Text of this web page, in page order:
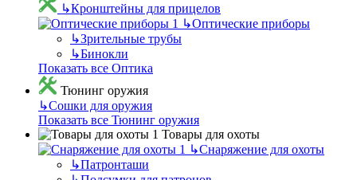
↳Кронштейны для прицелов
↳Оптические приборы
↳Зрительные трубы
↳Бинокли
Показать все Оптика
Тюнинг оружия
↳Сошки для оружия
Показать все Тюнинг оружия
Товары для охоты
↳Снаряжение для охоты
↳Патронташи